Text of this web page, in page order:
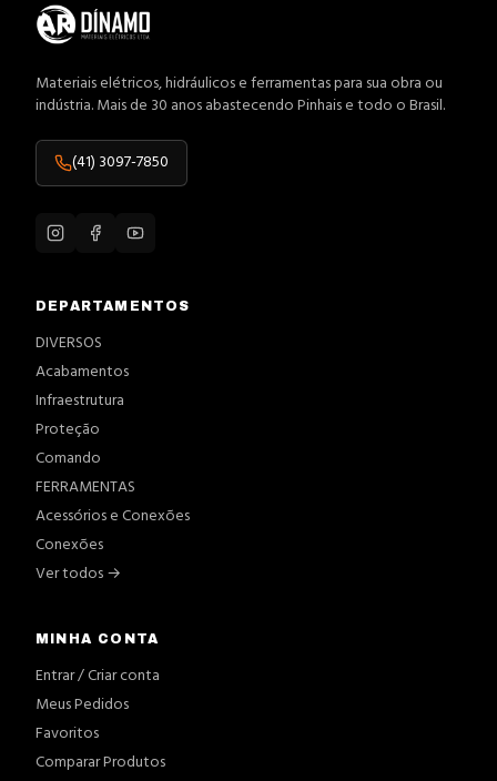
Materiais elétricos, hidráulicos e ferramentas para sua obra ou
indústria. Mais de 30 anos abastecendo Pinhais e todo o Brasil.
(41) 3097-7850
DEPARTAMENTOS
DIVERSOS
Acabamentos
Infraestrutura
Proteção
Comando
FERRAMENTAS
Acessórios e Conexões
Conexões
Ver todos →
MINHA CONTA
Entrar / Criar conta
Meus Pedidos
Favoritos
Comparar Produtos